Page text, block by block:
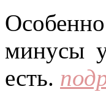
минусы
есть.